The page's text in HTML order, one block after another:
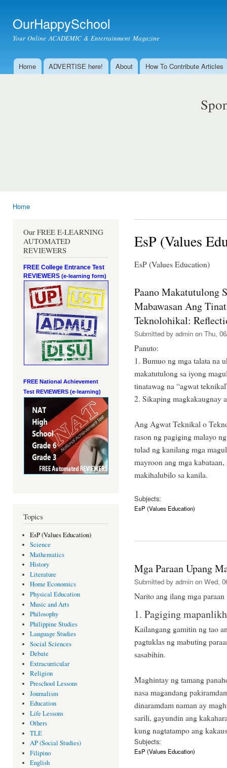
OurHappySchool
Your Online ACADEMIC & Entertainment Magazine
Main menu
Home ADVERTISE here! About How To Contribute Articles
Home
Our FREE E-LEARNING
AUTOMATED
REVIEWERS
FREE College Entrance Test
REVIEWERS (e-learning form)
FREE National Achievement
Test REVIEWERS (e-learning)
Topics
EsP (Values Education)
Science
Mathematics
History
Literature
Home Economics
Physical Education
Music and Arts
Philosophy
Philippine Studies
Language Studies
Social Sciences
Debate
Extracurricular
Religion
Preschool Lessons
Journalism
Education
Life Lessons
Others
TLE
AP (Social Studies)
Filipino
English
EsP (Values
EsP (Values Education)
Paano Makatutulong
Mabawasan Ang
Teknolohikal:
Submitted by admin on Thu,
Panuto:
1. Bumuo ng mga talata na
makatutulong sa iyong
tinatawag na “agwat
2. Sikaping magkakaugnay
Ang Agwat Teknikal o
rason ng pagiging malayo
tulad ng kanilang mga
mayroon ang mga
makihalubilo sa kanila.
Subjects:
EsP (Values Education)
Mga Paraan Upang
Submitted by admin on Wed,
Narito ang ilang mga
1. Pagiging
Kailangang gamitin ng tao
pagtuklas ng mabuting
sasabihin.
Maghintay ng tamang
nasa magandang
dinaramdam naman ay
sarili, gayundin ang
kung nagtatampo ang
Subjects:
EsP (Values Education)